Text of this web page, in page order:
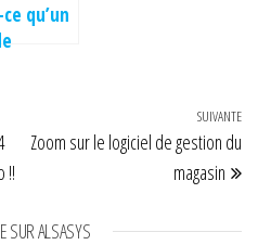
qu’un
!!
SUIVANTE
Zoom sur le logiciel de gestion du
magasin
SUR ALSASYS